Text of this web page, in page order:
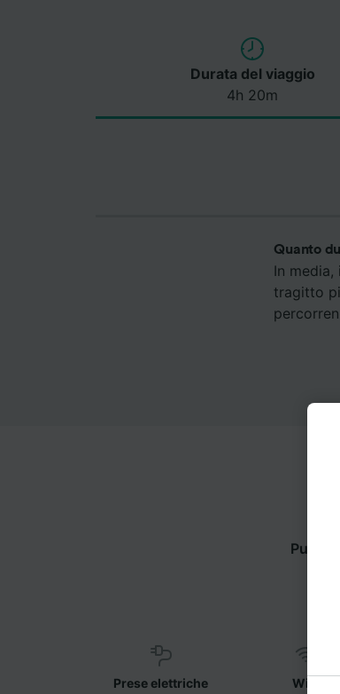
Durata del viaggio
4h 20m
Quanto
In
tragitto
Puoi
Prese elettriche WiFi